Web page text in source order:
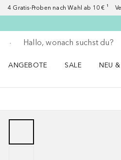
4 Gratis-Proben nach Wahl ab 10 € ¹
Gehe zurück
Suche ausführen
ANGEBOTE
SALE
NEU